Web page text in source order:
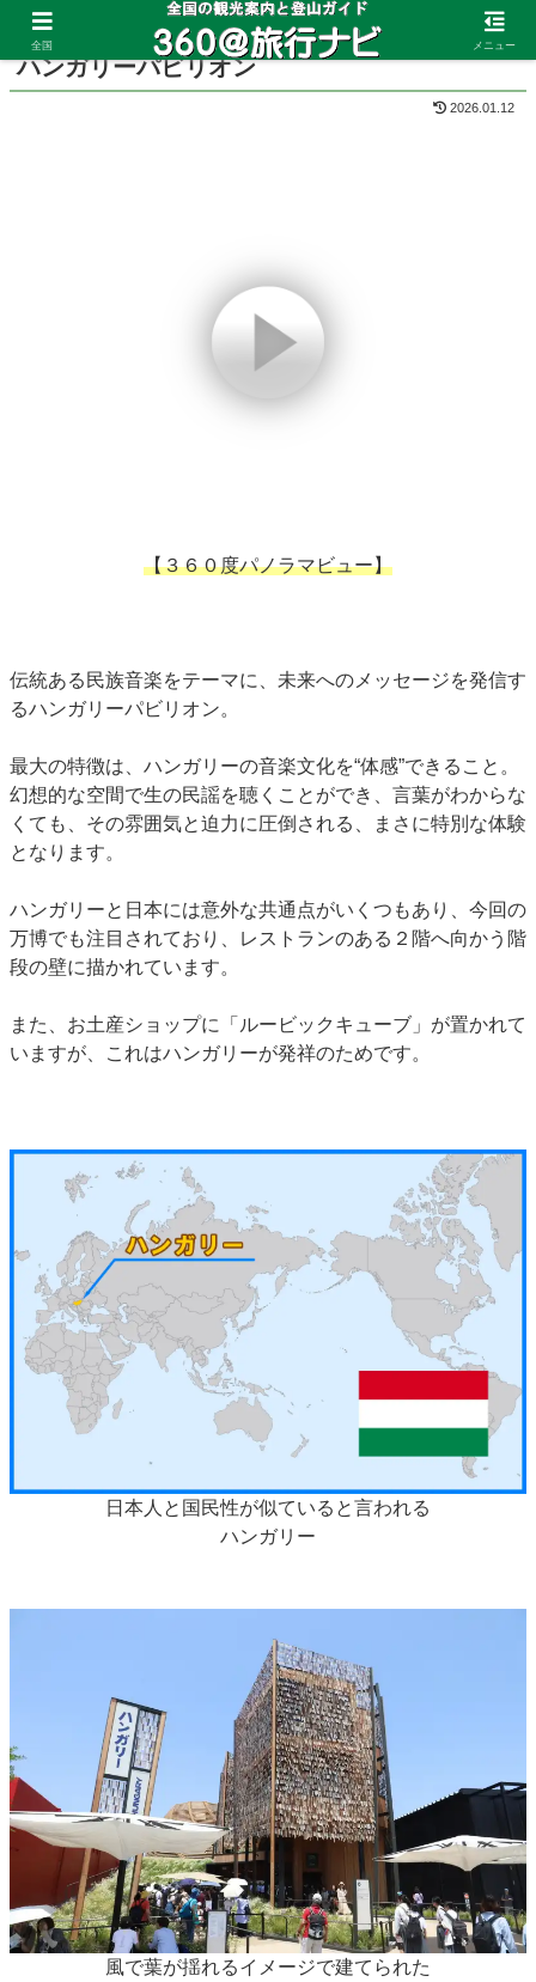
ホーム 大阪府 大阪・関西万博 海外パビリオン
ハンガリーパビリオン
2026.01.12
【３６０度パノラマビュー】
伝統ある民族音楽をテーマに、未来へのメッセージを発信す
るハンガリーパビリオン。
最大の特徴は、ハンガリーの音楽文化を“体感”できること。
幻想的な空間で生の民謡を聴くことができ、言葉がわからな
くても、その雰囲気と迫力に圧倒される、まさに特別な体験
となります。
ハンガリーと日本には意外な共通点がいくつもあり、今回の
万博でも注目されており、レストランのある２階へ向かう階
段の壁に描かれています。
また、お土産ショップに「ルービックキューブ」が置かれて
いますが、これはハンガリーが発祥のためです。
日本人と国民性が似ていると言われる
ハンガリー
風で葉が揺れるイメージで建てられた
全国 メニュー